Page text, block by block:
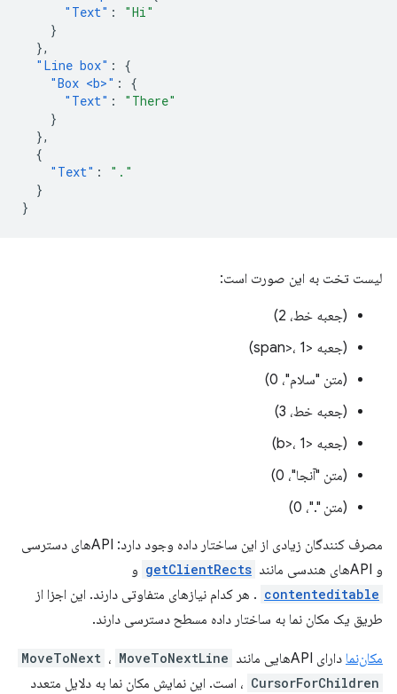
"Text" :
"Hi"
}
},
"Line box" :
{
"Box <b>" :
{
"Text" :
"There"
}
},
{
"Text" :
"."
}
}
لیست تخت به این صورت است:
(جعبه خط، 2)
(جعبه <span>، 1)
(متن "سلام"، 0)
(جعبه خط، 3)
(جعبه <b>، 1)
(متن "آنجا"، 0)
(متن "."، 0)
مصرف کنندگان زیادی از این ساختار داده وجود دارد: APIهای دسترسی
و APIهای هندسی مانند
getClientRects و
contenteditable . هر کدام نیازهای متفاوتی دارند. این اجزا از
طریق یک مکان نما به ساختار داده مسطح دسترسی دارند.
مکان‌نما دارای APIهایی مانند MoveToNext ، MoveToNextLine
، CursorForChildren
است. این نمایش مکان نما به دلایل متعدد